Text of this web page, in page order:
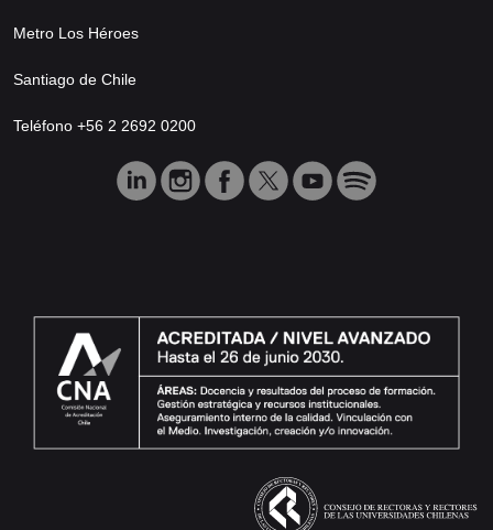
Metro Los Héroes
Santiago de Chile
Teléfono +56 2 2692 0200